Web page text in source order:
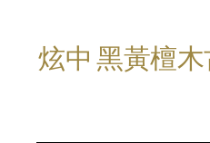
炫中 黑黃檀